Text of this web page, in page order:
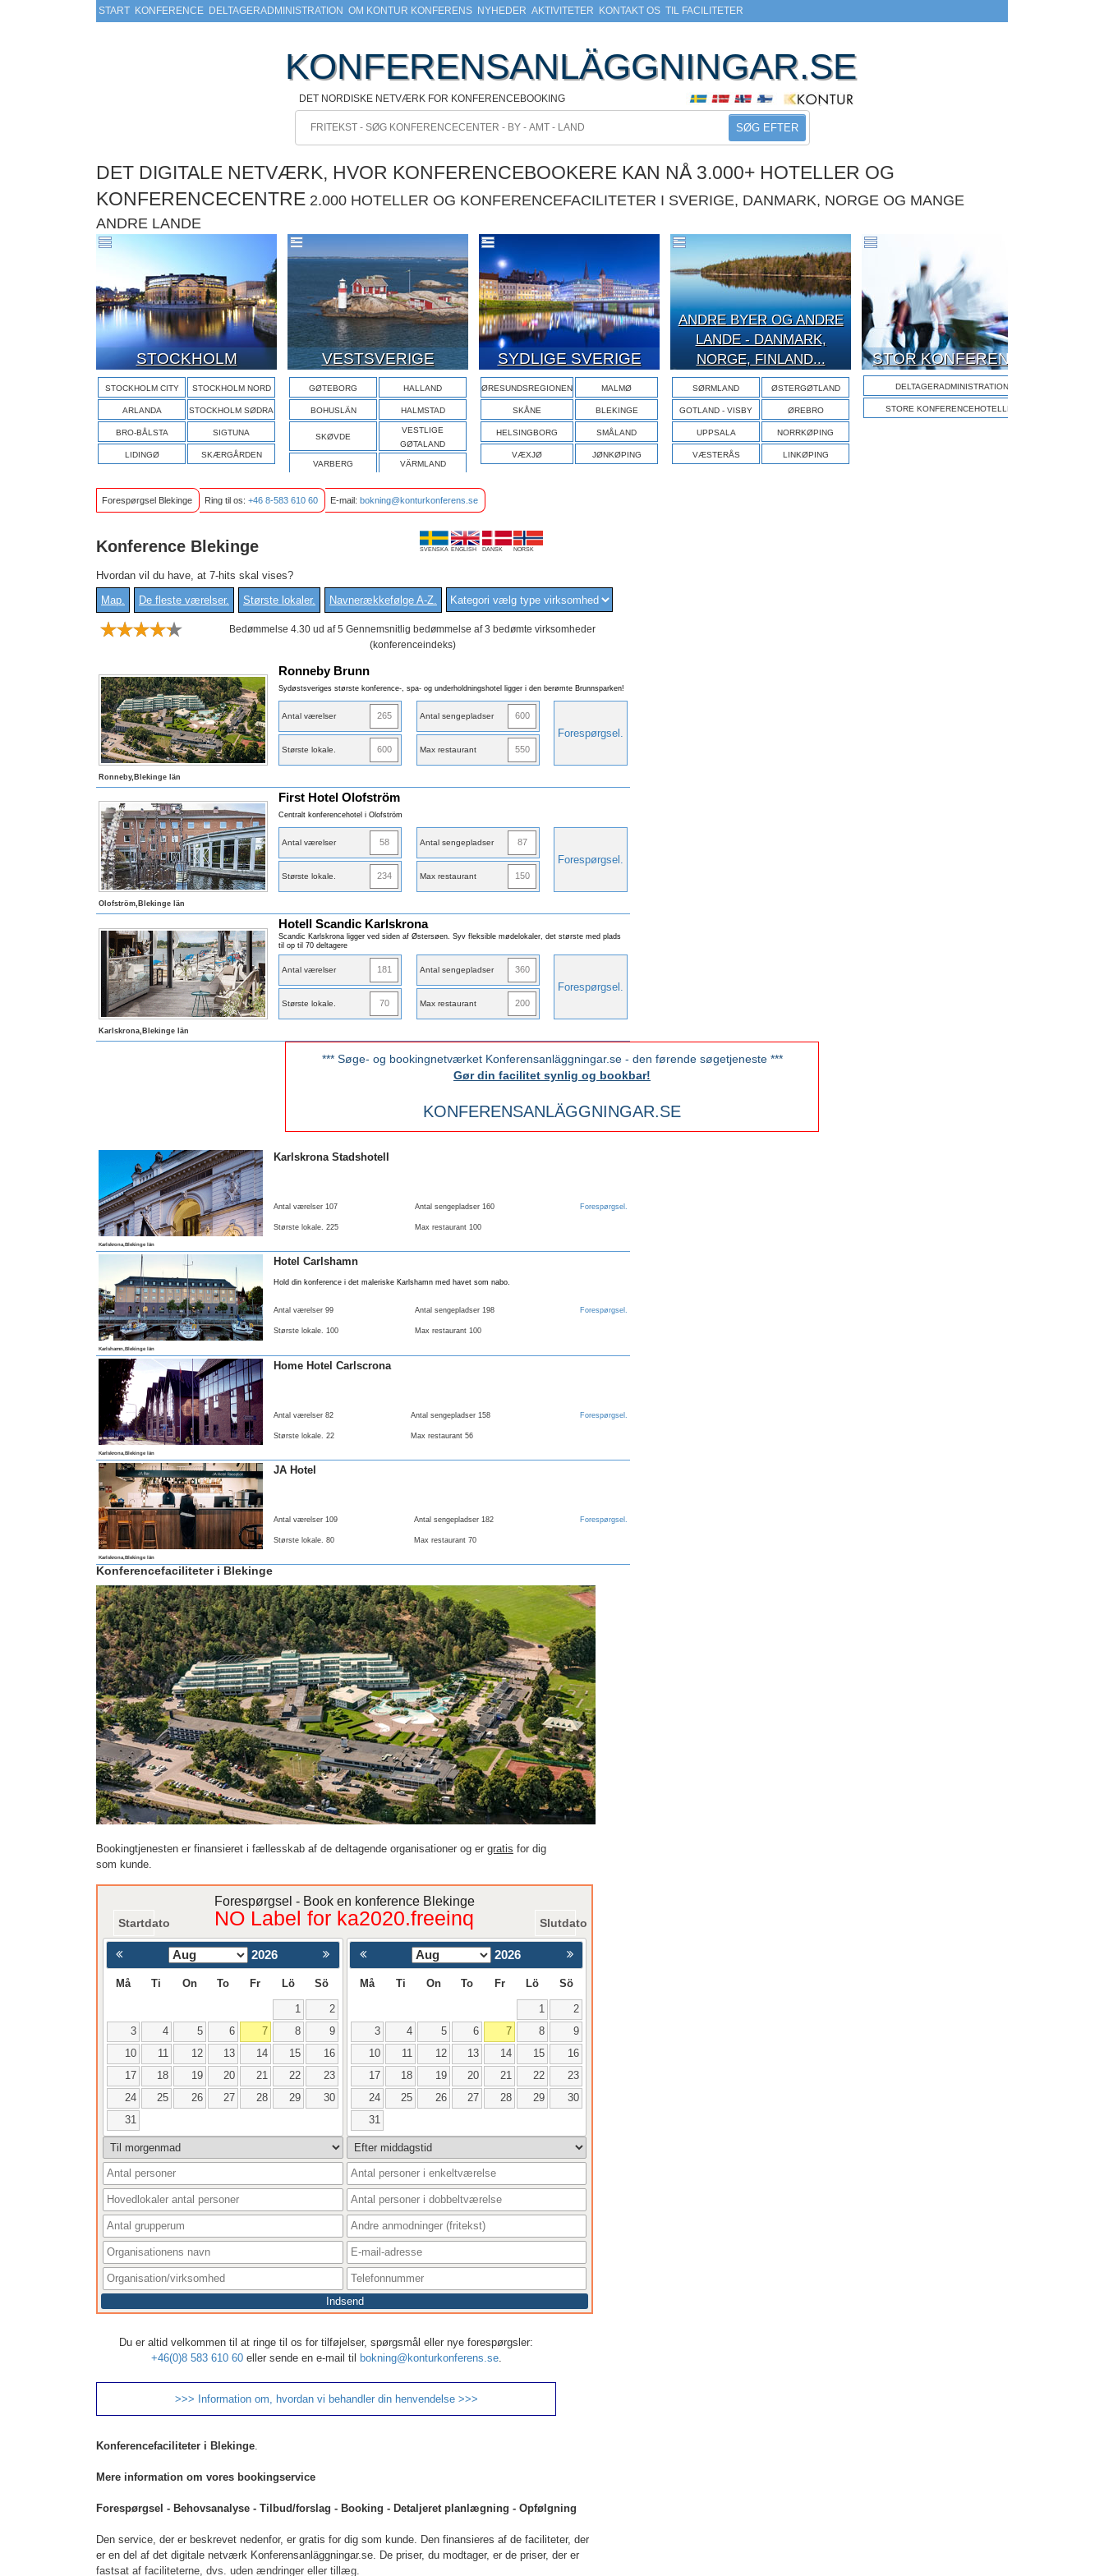
START KONFERENCE DELTAGERADMINISTRATION OM KONTUR KONFERENS NYHEDER AKTIVITETER KONTAKT OS TIL FACILITETER
KONFERENSANLÄGGNINGAR.SE
DET NORDISKE NETVÆRK FOR KONFERENCEBOOKING
SØG EFTER
DET DIGITALE NETVÆRK, HVOR KONFERENCEBOOKERE KAN NÅ 3.000+ HOTELLER OG
KONFERENCECENTRE 2.000 HOTELLER OG KONFERENCEFACILITETER I SVERIGE, DANMARK, NORGE OG MANGE
ANDRE LANDE
STOCKHOLM
STOCKHOLM CITY STOCKHOLM NORD
ARLANDA STOCKHOLM SØDRA
BRO-BÅLSTA SIGTUNA
LIDINGØ SKÆRGÅRDEN
VESTSVERIGE
GØTEBORG HALLAND
BOHUSLÄN HALMSTAD
SKØVDE
VESTLIGE
GØTALAND
VARBERG VÄRMLAND
SYDLIGE SVERIGE
ØRESUNDSREGIONEN MALMØ
SKÅNE BLEKINGE
HELSINGBORG SMÅLAND
VÆXJØ JØNKØPING
ANDRE BYER OG ANDRE
LANDE - DANMARK,
NORGE, FINLAND...
SØRMLAND ØSTERGØTLAND
GOTLAND - VISBY ØREBRO
UPPSALA NORRKØPING
VÆSTERÅS LINKØPING
STOR KONFERENCE
DELTAGERADMINISTRATION
STORE KONFERENCEHOTELLER
Forespørgsel Blekinge Ring til os: +46 8-583 610 60 E-mail: bokning@konturkonferens.se
Konference Blekinge SVENSKA ENGLISH DANSK NORSK
Hvordan vil du have, at 7-hits skal vises?
Map. De fleste værelser. Største lokaler. Navnerækkefølge A-Z.
Bedømmelse 4.30 ud af 5 Gennemsnitlig bedømmelse af 3 bedømte virksomheder
(konferenceindeks)
Ronneby Brunn
Sydøstsveriges største konference-, spa- og underholdningshotel ligger i den berømte Brunnsparken!
Antal værelser 265 Antal sengepladser 600
Forespørgsel .
Største lokale 600 Max restaurant 550
Ronneby,Blekinge län
First Hotel Olofström
Centralt konferencehotel i Olofström
Antal værelser 58 Antal sengepladser 87
Forespørgsel .
Største lokale 234 Max restaurant 150
Olofström,Blekinge län
Hotell Scandic Karlskrona
Scandic Karlskrona ligger ved siden af Østersøen. Syv fleksible mødelokaler, det største med plads
til op til 70 deltagere
Antal værelser 181 Antal sengepladser 360
Forespørgsel .
Største lokale 70 Max restaurant 200
Karlskrona,Blekinge län
*** Søge- og bookingnetværket Konferensanläggningar.se - den førende søgetjeneste ***
Gør din facilitet synlig og bookbar!
KONFERENSANLÄGGNINGAR.SE
Karlskrona Stadshotell
Antal værelser 107 Antal sengepladser 160 Forespørgsel .
Største lokale. 225 Max restaurant 100
Karlskrona,Blekinge län
Hotel Carlshamn
Hold din konference i det maleriske Karlshamn med havet som nabo.
Antal værelser 99 Antal sengepladser 198 Forespørgsel .
Største lokale. 100 Max restaurant 100
Karlshamn,Blekinge län
Home Hotel Carlscrona
Antal værelser 82 Antal sengepladser 158 Forespørgsel .
Største lokale. 22 Max restaurant 56
Karlskrona,Blekinge län
JA Hotel
Antal værelser 109 Antal sengepladser 182 Forespørgsel .
Største lokale. 80 Max restaurant 70
Karlskrona,Blekinge län
Konferencefaciliteter i Blekinge
Bookingtjenesten er finansieret i fællesskab af de deltagende organisationer og er gratis for dig
som kunde.
Forespørgsel - Book en konference Blekinge
Startdato NO Label for ka2020.freeinq Slutdato
2026
Må Ti On To Fr Lö Sö
1
2
3
4 5 6 7 8
9
10
11 12 13 14 15
16
17
18 19 20 21 22
23
24
25 26 27 28 29
30
31
< Föregående Nästa >
2026
Må Ti On To Fr Lö Sö
1
2
3
4 5 6 7 8
9
10
11 12 13 14 15
16
17
18 19 20 21 22
23
24
25 26 27 28 29
30
31
Indsend
Du er altid velkommen til at ringe til os for tilføjelser, spørgsmål eller nye forespørgsler:
+46(0)8 583 610 60eller sende en e-mail til bokning@konturkonferens.se.
>>> Information om, hvordan vi behandler din henvendelse >>>
Konferencefaciliteter i Blekinge.
Mere information om vores bookingservice
Forespørgsel - Behovsanalyse - Tilbud/forslag - Booking - Detaljeret planlægning - Opfølgning
Den service, der er beskrevet nedenfor, er gratis for dig som kunde. Den finansieres af de faciliteter, der
er en del af det digitale netværk Konferensanläggningar.se. De priser, du modtager, er de priser, der er
fastsat af faciliteterne, dvs. uden ændringer eller tillæg.